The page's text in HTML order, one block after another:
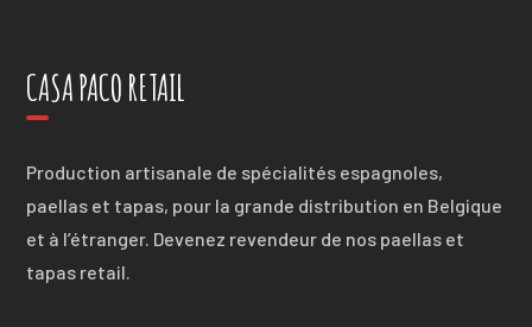
CASA PACO RETAIL
Production artisanale de spécialités espagnoles,
paellas et tapas, pour la grande distribution en Belgique
et à l’étranger. Devenez revendeur de nos paellas et
tapas retail.